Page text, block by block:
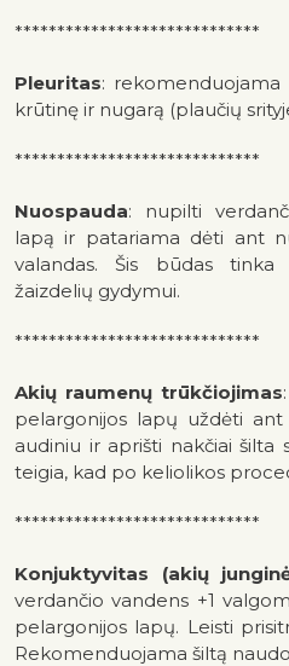
*****************************
Pleuritas:
krūtinę ir nugarą (plaučių
*****************************
Nuospauda: nupilti
lapą ir patariama dėti ant
valandas. Šis būdas tinka
žaizdelių gydymui.
*****************************
Akių raumenų trūkčiojimas
pelargonijos lapų uždėti
audiniu ir aprišti nakčiai šilta
teigia, kad po keliolikos
*****************************
Konjuktyvitas (akių
verdančio vandens +1
pelargonijos lapų. Leisti
Rekomenduojama šiltą